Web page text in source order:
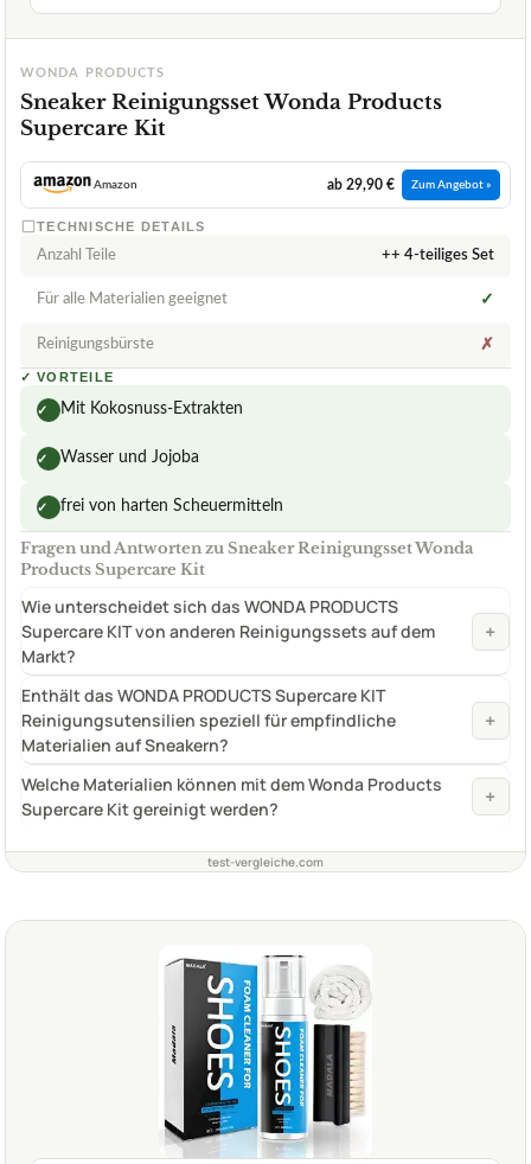
WONDA PRODUCTS
Sneaker Reinigungsset Wonda Products
Supercare Kit
Amazon ab 29,90 € Zum Angebot »
TECHNISCHE DETAILS
Anzahl Teile ++ 4-teiliges Set
Für alle Materialien geeignet ✓
Reinigungsbürste ✗
✓ VORTEILE
✓ Mit Kokosnuss-Extrakten
✓ Wasser und Jojoba
✓ frei von harten Scheuermitteln
Fragen und Antworten zu Sneaker Reinigungsset Wonda
Products Supercare Kit
Wie unterscheidet sich das WONDA PRODUCTS
Supercare KIT von anderen Reinigungssets auf dem
Markt?
+
Enthält das WONDA PRODUCTS Supercare KIT
Reinigungsutensilien speziell für empfindliche
Materialien auf Sneakern?
+
Welche Materialien können mit dem Wonda Products
Supercare Kit gereinigt werden?
+
test-vergleiche.com